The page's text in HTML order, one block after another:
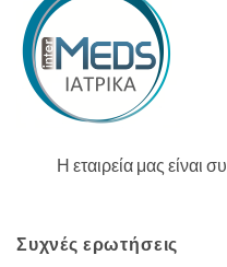
Η εταιρεία μας
Συχνές ερωτήσεις